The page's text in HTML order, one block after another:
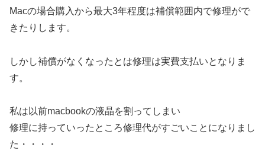
Macの場合購入から最大3年程度は補償範囲内で修理がで
きたりします。
しかし補償がなくなったとは修理は実費支払いとなりま
す。
私は以前macbookの液晶を割ってしまい
修理に持っていったところ修理代がすごいことになりまし
た・・・・